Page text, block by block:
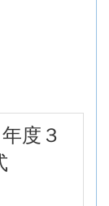
度３